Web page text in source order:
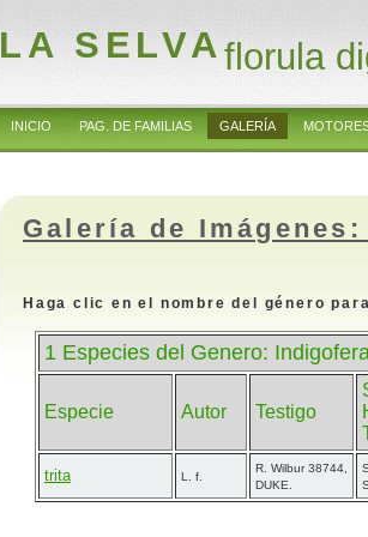
LA SELVAflorula
INICIO PAG. DE FAMILIAS GALERÍA
Galería de
Haga clic en el nombre del género
1 Especies del Genero:
Especie Autor Testigo
trita L. f.
R. Wilbur 38744,
DUKE.